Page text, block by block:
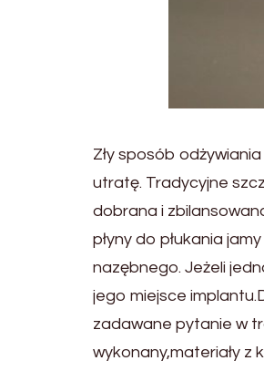
Zły sposób
utratę. Tradycyjne
dobrana i
płyny do płukania
nazębnego. Jeżeli
jego miejsce
zadawane pytanie w
wykonany,materiały